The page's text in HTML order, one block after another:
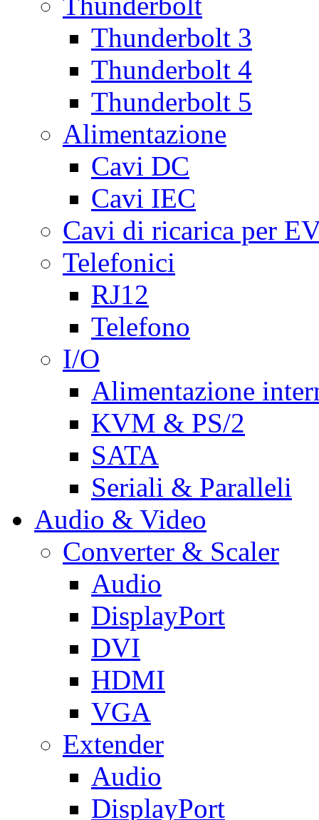
Thunderbolt 3
Thunderbolt 4
Thunderbolt 5
Alimentazione
Cavi DC
Cavi IEC
Cavi di ricarica per
Telefonici
RJ12
Telefono
I/O
Alimentazione
KVM & PS/2
SATA
Seriali & Paralleli
Audio & Video
Converter & Scaler
Audio
DisplayPort
DVI
HDMI
VGA
Extender
Audio
DisplayPort